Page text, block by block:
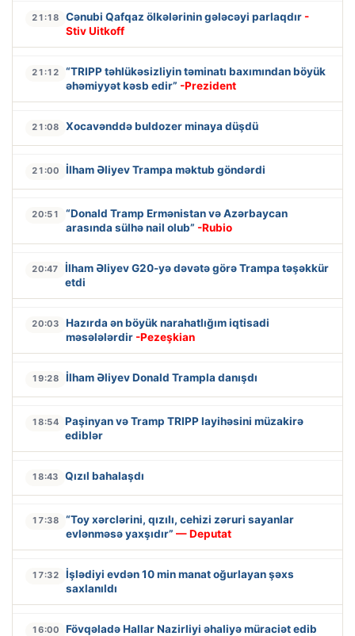
21:18 Cənubi Qafqaz ölkələrinin gələcəyi parlaqdır -
Stiv Uitkoff
21:12
“TRIPP təhlükəsizliyin təminatı baxımından böyük
əhəmiyyət kəsb edir” -Prezident
21:08 Xocavənddə buldozer minaya düşdü
21:00 İlham Əliyev Trampa məktub göndərdi
20:51
“Donald Tramp Ermənistan və Azərbaycan
arasında sülhə nail olub” -Rubio
20:47
İlham Əliyev G20-yə dəvətə görə Trampa təşəkkür
etdi
20:03
Hazırda ən böyük narahatlığım iqtisadi
məsələlərdir -Pezeşkian
19:28 İlham Əliyev Donald Trampla danışdı
18:54 Paşinyan və Tramp TRIPP layihəsini müzakirə
ediblər
18:43 Qızıl bahalaşdı
17:38
“Toy xərclərini, qızılı, cehizi zəruri sayanlar
evlənməsə yaxşıdır” — Deputat
17:32
İşlədiyi evdən 10 min manat oğurlayan şəxs
saxlanıldı
16:00 Fövqəladə Hallar Nazirliyi əhaliyə müraciət edib